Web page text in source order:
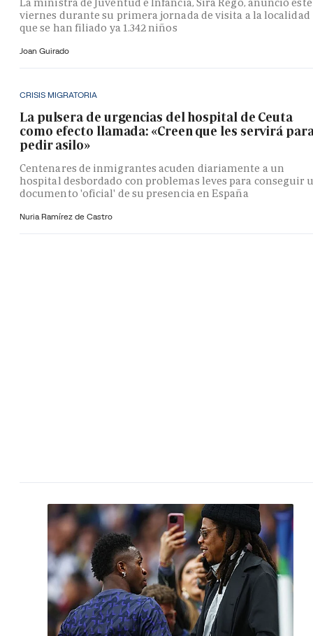
viernes durante su primera jornada de visita a la localidad
que se han filiado ya 1.342 niños
Joan Guirado
CRISIS MIGRATORIA
La pulsera de urgencias del hospital de Ceuta
como efecto llamada: «Creen que les servirá
pedir asilo»
Centenares de inmigrantes acuden diariamente a un
hospital desbordado con problemas leves para conseguir
documento 'oficial' de su presencia en España
Nuria Ramírez de Castro